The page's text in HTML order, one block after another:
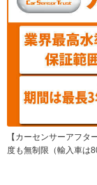
【カーセンサーアフ
度も無制限（輸入車は